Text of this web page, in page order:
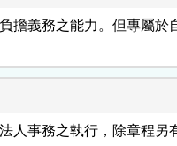
擔義務之能力。但專屬於
人事務之執行，除章程另